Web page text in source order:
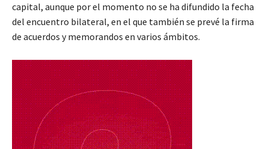
capital, aunque por el momento no se ha difundido la fecha
del encuentro bilateral, en el que también se prevé la firma
de acuerdos y memorandos en varios ámbitos.